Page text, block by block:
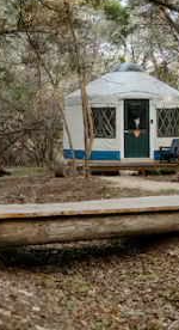
média de 5, 36